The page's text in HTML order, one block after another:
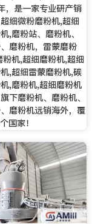
，是一家专业研产销
细微粉磨粉机,超细
,磨粉站、磨粉机、
磨粉机，雷蒙磨粉
粉机,超细磨粉机,超细
,超细雷蒙磨粉机,碳
,磨粉机,超细磨粉机
下磨粉机、磨粉机、
磨粉机远销海外，覆
国家！